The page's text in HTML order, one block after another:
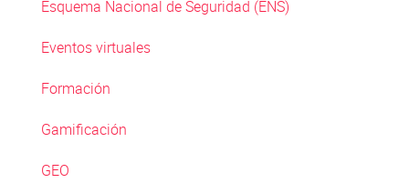
Esquema Nacional de Seguridad (ENS)
Eventos virtuales
Formación
Gamificación
GEO